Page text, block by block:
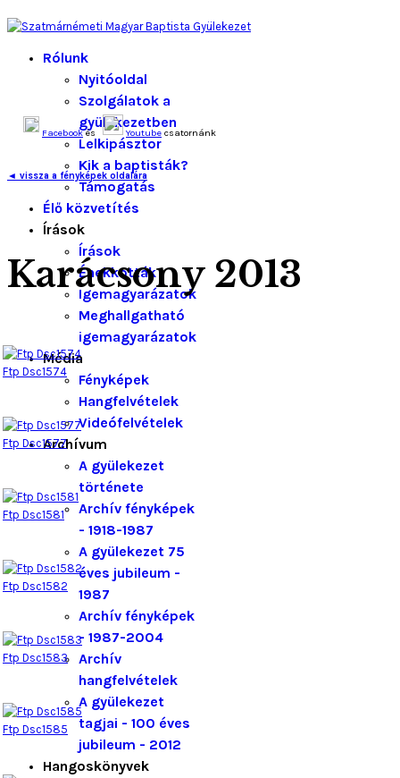
Rólunk
Nyitóoldal
Szolgálatok a
gyülekezetben
Lelkipásztor
Kik a baptisták?
Támogatás
Élő közvetítés
Írások
Írások
Énekkották
Igemagyarázatok
Meghallgatható
igemagyarázatok
Média
Fényképek
Hangfelvételek
Videófelvételek
Archívum
A gyülekezet
története
Archív fényképek
- 1918-1987
A gyülekezet 75
éves jubileum -
1987
Archív fényképek
- 1987-2004
Archív
hangfelvételek
A gyülekezet
tagjai - 100 éves
jubileum - 2012
Hangoskönyvek
Facebookés Youtube csatornánk
◄ vissza a fényképek oldalára
Karácsony 2013
Ftp Dsc1574
Ftp Dsc1577
Ftp Dsc1581
Ftp Dsc1582
Ftp Dsc1583
Ftp Dsc1585